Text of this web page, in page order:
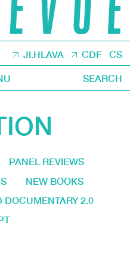
JI.HLAVA CDF CS
SEARCH
PANEL REVIEWS
NEW BOOKS
DOCUMENTARY 2.0